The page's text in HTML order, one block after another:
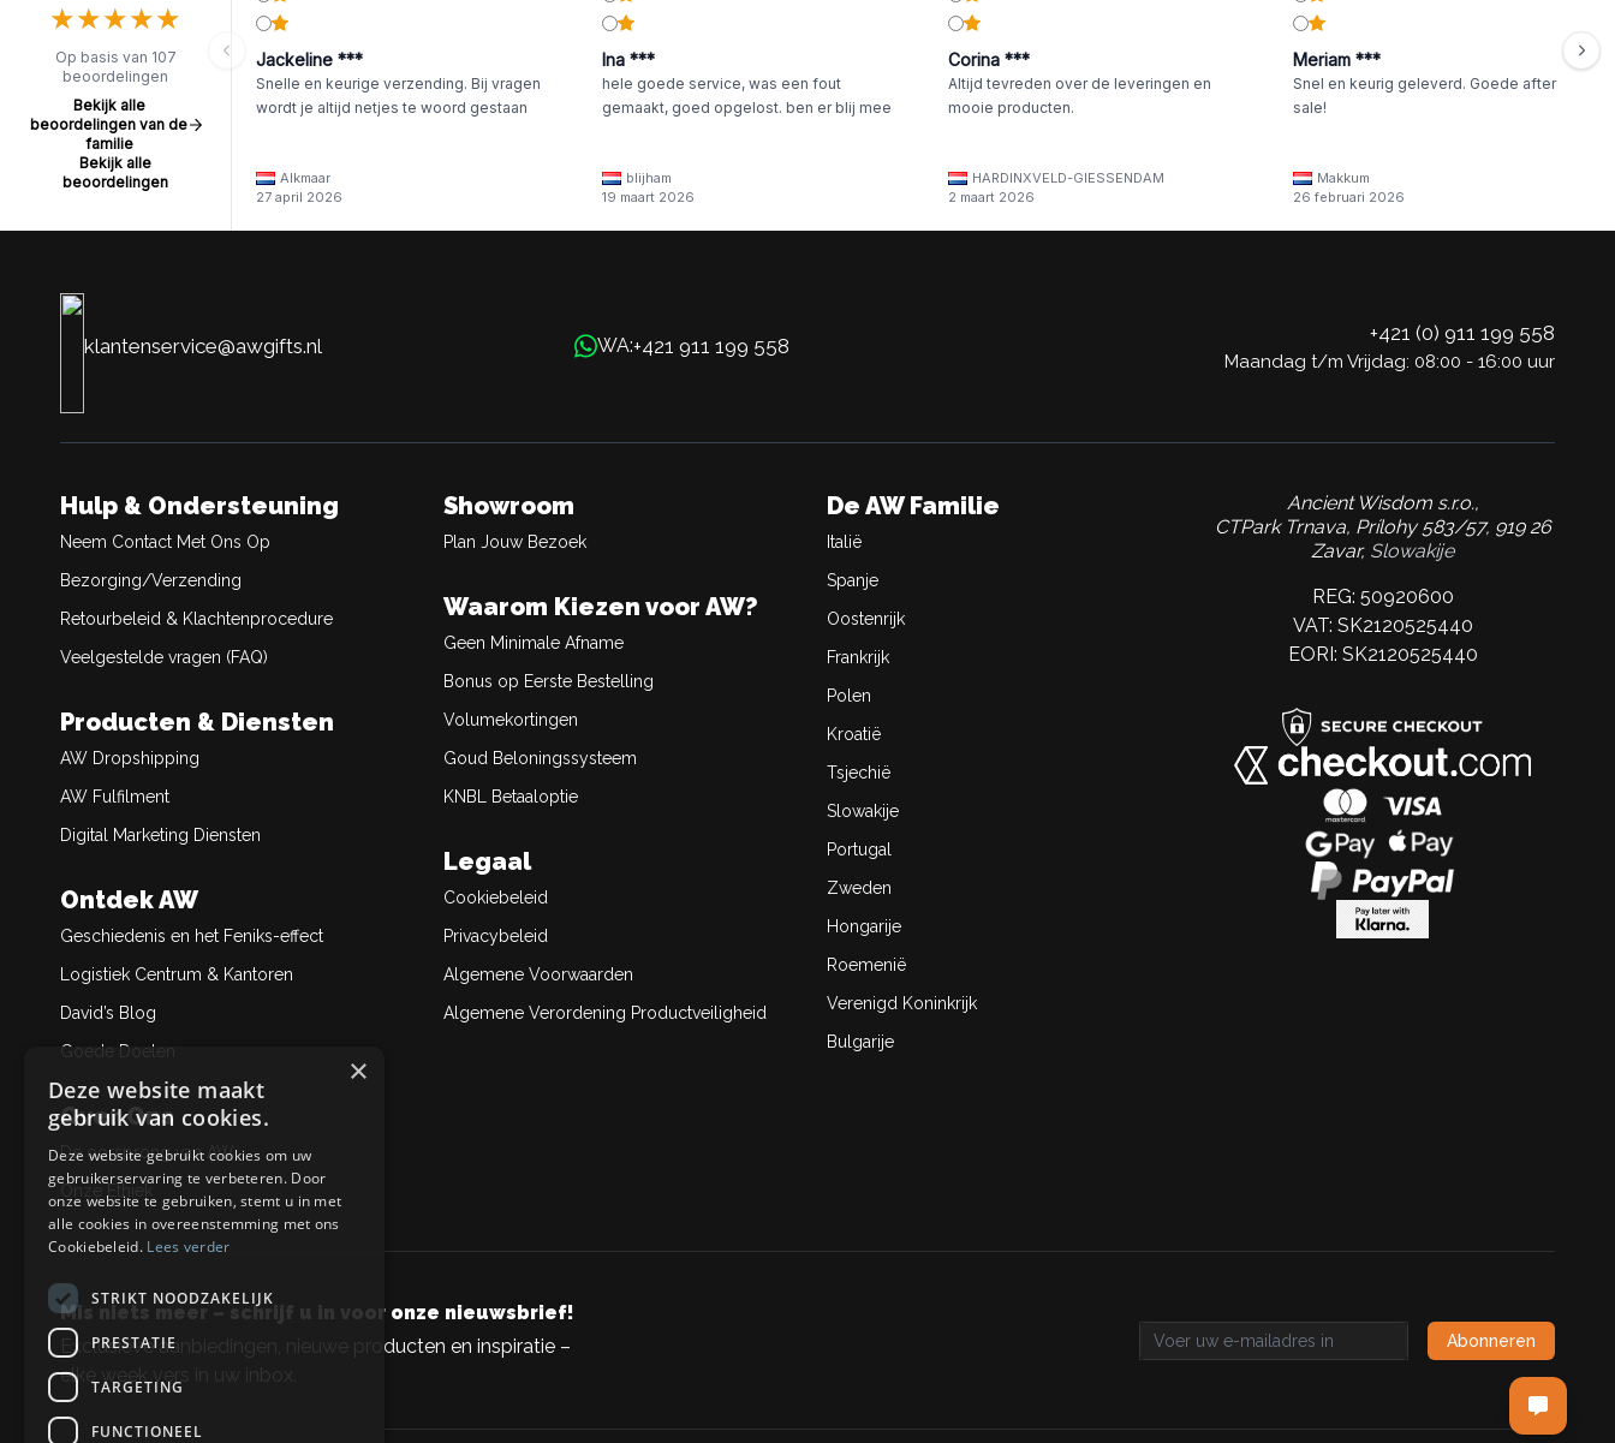
★★★★★
★★★★★
Op basis van 107
beoordelingen
Bekijk alle
beoordelingen van de
familie
Bekijk alle
beoordelingen
Jackeline ***
Snelle en keurige verzending. Bij vragen
wordt je altijd netjes te woord gestaan
Alkmaar
27 april 2026
Ina ***
hele goede service, was een fout
gemaakt, goed opgelost. ben er blij mee
blijham
19 maart 2026
Corina ***
Altijd tevreden over de leveringen en
mooie producten.
HARDINXVELD-GIESSENDAM
2 maart 2026
Meriam ***
Snel en keurig geleverd. Goede after
sale!
Makkum
26 februari 2026
klantenservice@awgifts.nl WA:+421 911 199 558
+421 (0) 911 199 558
Maandag t/m Vrijdag: 08:00 - 16:00 uur
Hulp & Ondersteuning
Neem Contact Met Ons Op
Bezorging/Verzending
Retourbeleid & Klachtenprocedure
Veelgestelde vragen (FAQ)
Producten & Diensten
AW Dropshipping
AW Fulfilment
Digital Marketing Diensten
Ontdek AW
Geschiedenis en het Feniks-effect
Logistiek Centrum & Kantoren
David’s Blog
Goede Doelen
Over Ons
De oorsprong van AW
Showroom
Plan Jouw Bezoek
Waarom Kiezen voor AW?
Geen Minimale Afname
Bonus op Eerste Bestelling
Volumekortingen
Goud Beloningssysteem
KNBL Betaaloptie
Legaal
Cookiebeleid
Privacybeleid
Algemene Voorwaarden
Algemene Verordening Productveiligheid
De AW Familie
Italië
Spanje
Oostenrijk
Frankrijk
Polen
Kroatië
Tsjechië
Slowakije
Portugal
Zweden
Hongarije
Roemenië
Verenigd Koninkrijk
Bulgarije
Ancient Wisdom s.r.o.,
CTPark Trnava, Prílohy 583/57, 919 26
Zavar, Slowakije
REG: 50920600
VAT: SK2120525440
EORI: SK2120525440
Mis niets meer – schrijf u in voor onze nieuwsbrief!
Exclusieve aanbiedingen, nieuwe producten en inspiratie –
elke week vers in uw inbox.
Email address
Abonneren
×
Deze website maakt
gebruik van cookies.
Deze website gebruikt cookies om uw
gebruikerservaring te verbeteren. Door
onze website te gebruiken, stemt u in met
alle cookies in overeenstemming met ons
Cookiebeleid. Lees verder
STRIKT NOODZAKELIJK
PRESTATIE
TARGETING
FUNCTIONEEL